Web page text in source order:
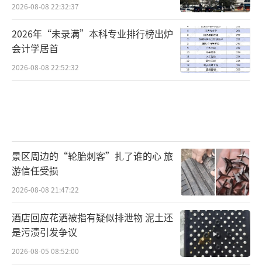
2026-08-08 22:32:37
2026年“未录满”本科专业排行榜出炉
会计学居首
2026-08-08 22:52:32
景区周边的“轮胎刺客”扎了谁的心 旅
游信任受损
2026-08-08 21:47:22
酒店回应花洒被指有疑似排泄物 泥土还
是污渍引发争议
2026-08-05 08:52:00